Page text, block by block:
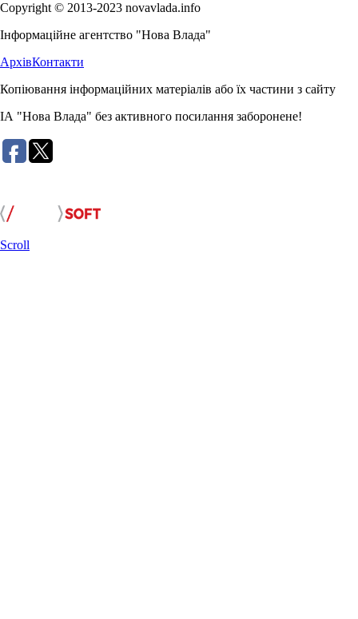
Copyright © 2013-2023 novavlada.info
Інформаційне агентство "Нова Влада"
АрхівКонтакти
Копіювання інформаційних матеріалів або їх частини з сайту
ІА "Нова Влада" без активного посилання заборонене!
Scroll